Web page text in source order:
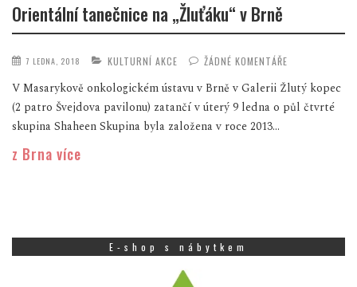
Orientální tanečnice na „Žluťáku“ v Brně
7 LEDNA, 2018 KULTURNÍ AKCE ŽÁDNÉ KOMENTÁŘE
V Masarykově onkologickém ústavu v Brně v Galerii Žlutý kopec
(2 patro Švejdova pavilonu) zatančí v úterý 9 ledna o půl čtvrté
skupina Shaheen Skupina byla založena v roce 2013...
z Brna více
E-shop s nábytkem